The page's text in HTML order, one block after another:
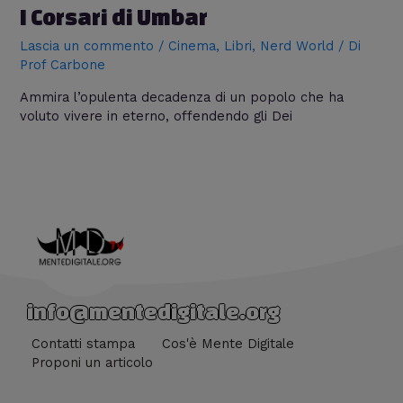
I Corsari di Umbar
Lascia un commento / Cinema, Libri, Nerd World / Di
Prof Carbone
Ammira l’opulenta decadenza di un popolo che ha
voluto vivere in eterno, offendendo gli Dei
info@mentedigitale.org
Contatti stampa
Cos'è Mente Digitale
Proponi un articolo